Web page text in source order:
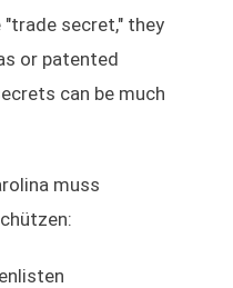
"trade secret," they
or patented
can be much
muss